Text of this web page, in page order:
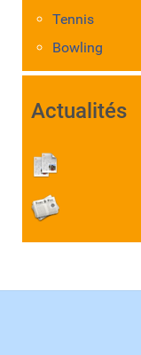
Tennis
Bowling
Actualités